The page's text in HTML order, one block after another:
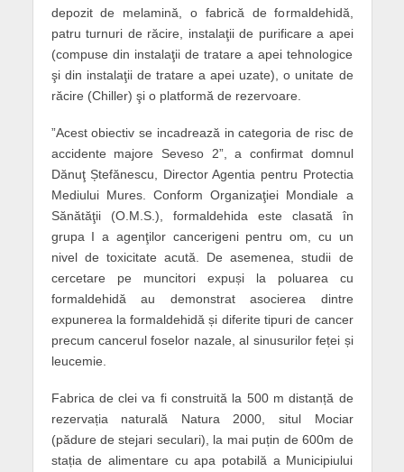
depozit de melamină, o fabrică de formaldehidă,
patru turnuri de răcire, instalaţii de purificare a apei
(compuse din instalaţii de tratare a apei tehnologice
şi din instalaţii de tratare a apei uzate), o unitate de
răcire (Chiller) şi o platformă de rezervoare.
”Acest obiectiv se incadrează in categoria de risc de
accidente majore Seveso 2”, a confirmat domnul
Dănuţ Ștefănescu, Director Agentia pentru Protectia
Mediului Mures. Conform Organizaţiei Mondiale a
Sănătăţii (O.M.S.), formaldehida este clasată în
grupa I a agenţilor cancerigeni pentru om, cu un
nivel de toxicitate acută. De asemenea, studii de
cercetare pe muncitori expuși la poluarea cu
formaldehidă au demonstrat asocierea dintre
expunerea la formaldehidă și diferite tipuri de cancer
precum cancerul foselor nazale, al sinusurilor feței și
leucemie.
Fabrica de clei va fi construită la 500 m distanță de
rezervația naturală Natura 2000, situl Mociar
(pădure de stejari seculari), la mai puțin de 600m de
stația de alimentare cu apa potabilă a Municipiului